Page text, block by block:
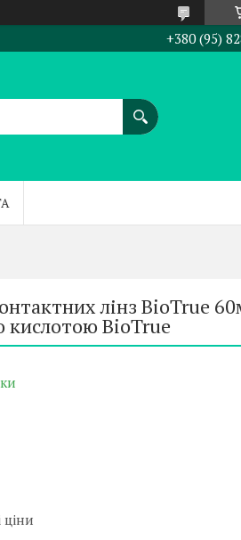
+380 (95)
лінз BioTrue
кислотою BioTrue
ціни